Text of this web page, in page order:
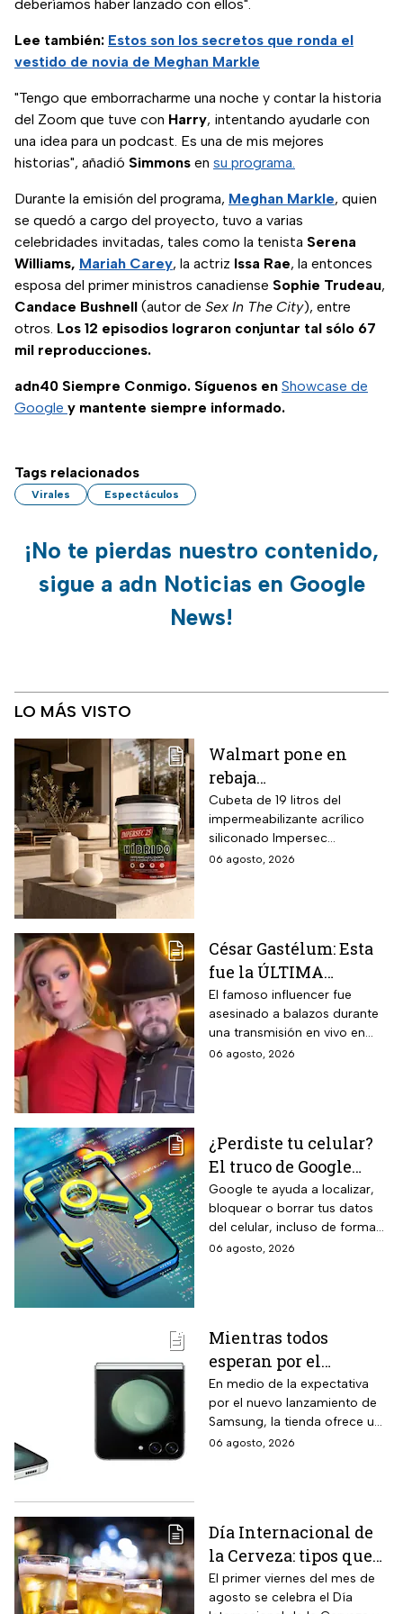
deberíamos haber lanzado con ellos".
Lee también: Estos son los secretos que ronda el
vestido de novia de Meghan Markle
"Tengo que emborracharme una noche y contar la historia
del Zoom que tuve con Harry, intentando ayudarle con
una idea para un podcast. Es una de mis mejores
historias", añadió Simmons en su programa.
Durante la emisión del programa, Meghan Markle, quien
se quedó a cargo del proyecto, tuvo a varias
celebridades invitadas, tales como la tenista Serena
Williams, Mariah Carey, la actriz Issa Rae, la entonces
esposa del primer ministros canadiense Sophie Trudeau,
Candace Bushnell (autor de Sex In The City), entre
otros. Los 12 episodios lograron conjuntar tal sólo 67
mil reproducciones.
adn40 Siempre Conmigo. Síguenos en Showcase de
Google y mantente siempre informado.
Tags relacionados
Virales Espectáculos
¡No te pierdas nuestro contenido,
sigue a adn Noticias en Google
News!
LO MÁS VISTO
Walmart pone en
rebaja
impermeabilizante
ecológico Impersec 10
años con caucho
reciclado de 19 litros
Cubeta de 19 litros del
impermeabilizante acrílico
siliconado Impersec
formulado con hasta 60 por
térmicas frente al frío y calor,
reducción del paso de ruidos
exteriores y aplicación directa
mediante cepillo de ixtle sin
necesidad de tela de refuerzo
06 agosto, 2026
César Gastélum: Esta
fue la ÚLTIMA
publicación del
influencer en redes
sociales: “La cita
fresita” | VIDEO
El famoso influencer fue
asesinado a balazos durante
una transmisión en vivo en
calles del municipio de
06 agosto, 2026
¿Perdiste tu celular?
El truco de Google
para localizarlo y
proteger tus datos
Google te ayuda a localizar,
bloquear o borrar tus datos
del celular, incluso de forma
remota; debes tener activada
06 agosto, 2026
Mientras todos
esperan por el
Samsung Z Flip8,
Liverpool rebaja y
remata el Galaxy Z
Flip5 de 256GB a tres
En medio de la expectativa
por el nuevo lanzamiento de
Samsung, la tienda ofrece un
modelo anterior a un precio
06 agosto, 2026
Día Internacional de
la Cerveza: tipos que
hay con base en su
sabor y fermentación
El primer viernes del mes de
agosto se celebra el Día